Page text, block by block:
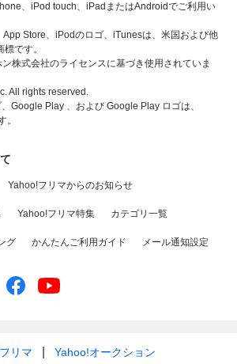
、iPod touch、iPadまたはAndroidでご利用い
App Store、iPodのロゴ、iTunesは、米国および他
です。
株式会社のライセンスに基づき使用されていま
All rights reserved.
Google Play 、および Google Play ロゴは、
。
Yahoo!フリマからのお知らせ
Yahoo!フリマ特集 カテゴリ一覧
グ かんたんご利用ガイド メール通知設定
リマ Yahoo!オークション